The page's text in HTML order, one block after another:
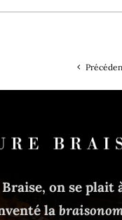
on se plait
la